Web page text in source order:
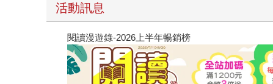
活動訊息
閱讀漫遊錄-2026上半年暢銷榜